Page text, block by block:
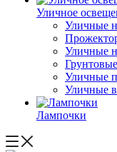
Уличное
Уличные
Уличные
Уличные
Уличные
Лампочки